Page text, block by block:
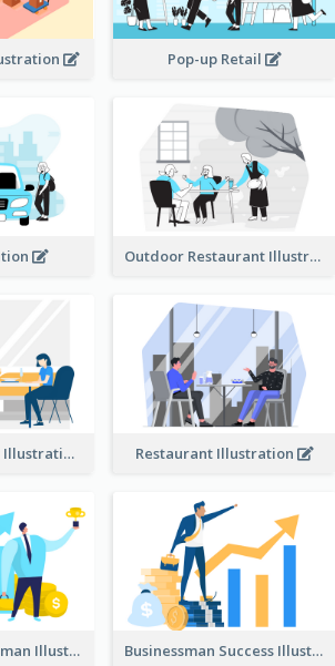
Pop-up Retail
Outdoor Restaurant Illustration
Dinner Together Illustration Restaurant Illustration
Success Businessman Illustration Businessman Success Illustration